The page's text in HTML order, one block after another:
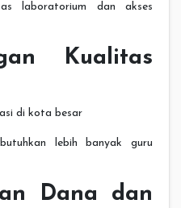
laboratorium dan akses
Kualitas
di kota besar
lebih banyak guru
Dana dan